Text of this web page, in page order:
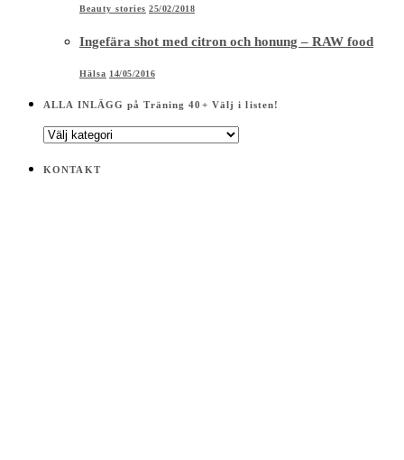
Beauty stories 25/02/2018
Ingefära shot med citron och honung – RAW food
Hälsa 14/05/2016
ALLA INLÄGG på Träning 40+ Välj i listen!
ALLA
på
KONTAKT